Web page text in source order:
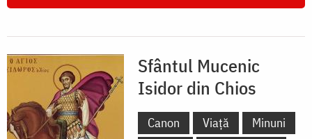
Sfântul Mucenic
Isidor din Chios
Canon Viață
Minuni